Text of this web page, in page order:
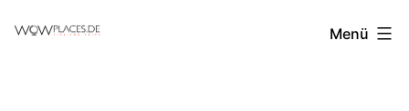
Reiseblog
Menü